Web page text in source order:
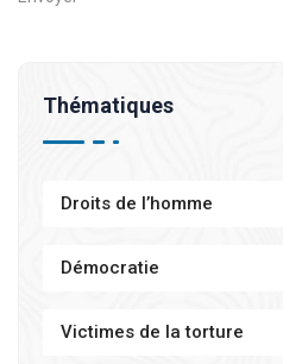
Thématiques
Droits de l’homme
Démocratie
Victimes de la torture